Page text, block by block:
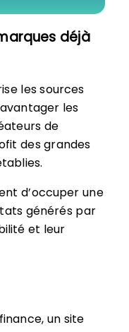
déjà
les sources
les
de
des grandes
d’occuper une
générés par
et leur
un site